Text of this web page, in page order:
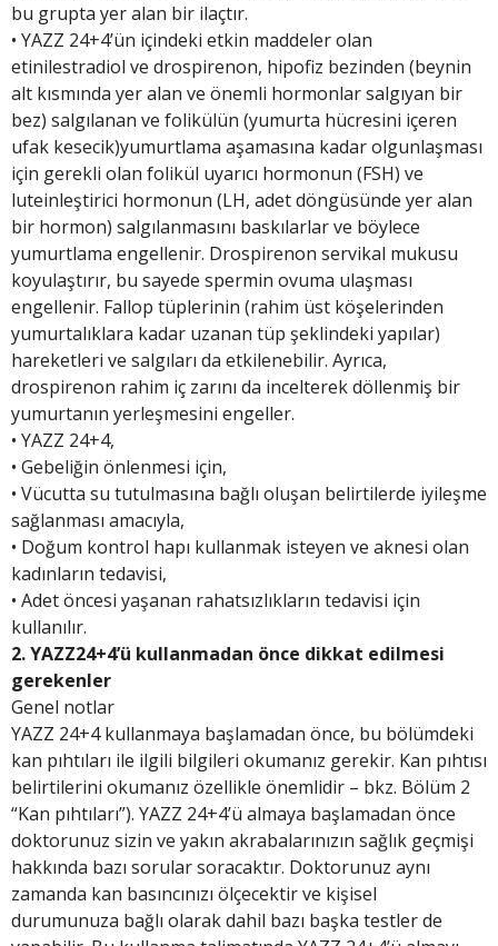
bu grupta yer alan bir ilaçtır.
• YAZZ 24+4’ün içindeki etkin maddeler olan
etinilestradiol ve drospirenon, hipofiz bezinden (beynin
alt kısmında yer alan ve önemli hormonlar salgıyan bir
bez) salgılanan ve folikülün (yumurta hücresini içeren
ufak kesecik)yumurtlama aşamasına kadar olgunlaşması
için gerekli olan folikül uyarıcı hormonun (FSH) ve
luteinleştirici hormonun (LH, adet döngüsünde yer alan
bir hormon) salgılanmasını baskılarlar ve böylece
yumurtlama engellenir. Drospirenon servikal mukusu
koyulaştırır, bu sayede spermin ovuma ulaşması
engellenir. Fallop tüplerinin (rahim üst köşelerinden
yumurtalıklara kadar uzanan tüp şeklindeki yapılar)
hareketleri ve salgıları da etkilenebilir. Ayrıca,
drospirenon rahim iç zarını da incelterek döllenmiş bir
yumurtanın yerleşmesini engeller.
• YAZZ 24+4,
• Gebeliğin önlenmesi için,
• Vücutta su tutulmasına bağlı oluşan belirtilerde iyileşme
sağlanması amacıyla,
• Doğum kontrol hapı kullanmak isteyen ve aknesi olan
kadınların tedavisi,
• Adet öncesi yaşanan rahatsızlıkların tedavisi için
kullanılır.
2. YAZZ24+4’ü kullanmadan önce dikkat edilmesi
gerekenler
Genel notlar
YAZZ 24+4 kullanmaya başlamadan önce, bu bölümdeki
kan pıhtıları ile ilgili bilgileri okumanız gerekir. Kan pıhtısı
belirtilerini okumanız özellikle önemlidir – bkz. Bölüm 2
“Kan pıhtıları”). YAZZ 24+4’ü almaya başlamadan önce
doktorunuz sizin ve yakın akrabalarınızın sağlık geçmişi
hakkında bazı sorular soracaktır. Doktorunuz aynı
zamanda kan basıncınızı ölçecektir ve kişisel
durumunuza bağlı olarak dahil bazı başka testler de